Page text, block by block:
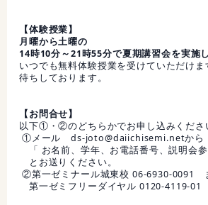
【体験授業】
月曜から土曜の
14時10分～21時55分で夏期講習会を実施
いつでも無料体験授業を受けていただけ
待ちしております。
【お問合せ】
以下①・②のどちらかでお申し込みくださ
①メール ds-joto@daiichisemi.netから
「 お名前、学年、お電話番号、説明会参
とお送りください。
②第一ゼミナール城東校 06-6930-0091
第一ゼミフリーダイヤル 0120-4119-01